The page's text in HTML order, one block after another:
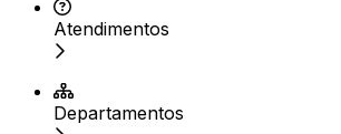
Atendimentos
Departamentos